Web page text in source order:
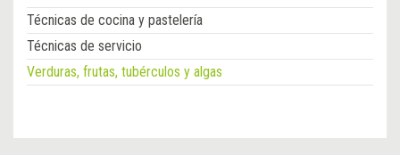
Técnicas de cocina y pastelería
Técnicas de servicio
Verduras, frutas, tubérculos y algas